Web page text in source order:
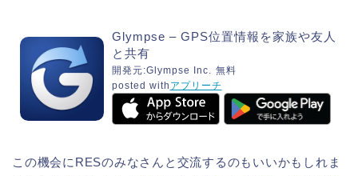
Glympse – GPS位置情報を家族や友人
と共有
開発元:Glympse Inc. 無料
posted with アプリーチ
この機会にRESのみなさんと交流するのもいいかもしれま